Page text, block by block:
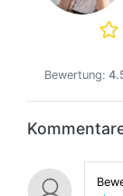
Bewertung: